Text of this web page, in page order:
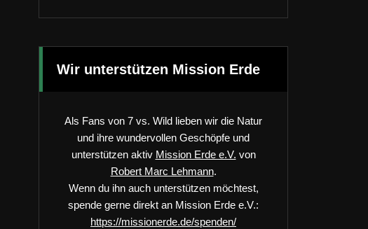
Wir unterstützen Mission Erde
Als Fans von 7 vs. Wild lieben wir die Natur
und ihre wundervollen Geschöpfe und
unterstützen aktiv Mission Erde e.V. von
Robert Marc Lehmann.
Wenn du ihn auch unterstützen möchtest,
spende gerne direkt an Mission Erde e.V.:
https://missionerde.de/spenden/